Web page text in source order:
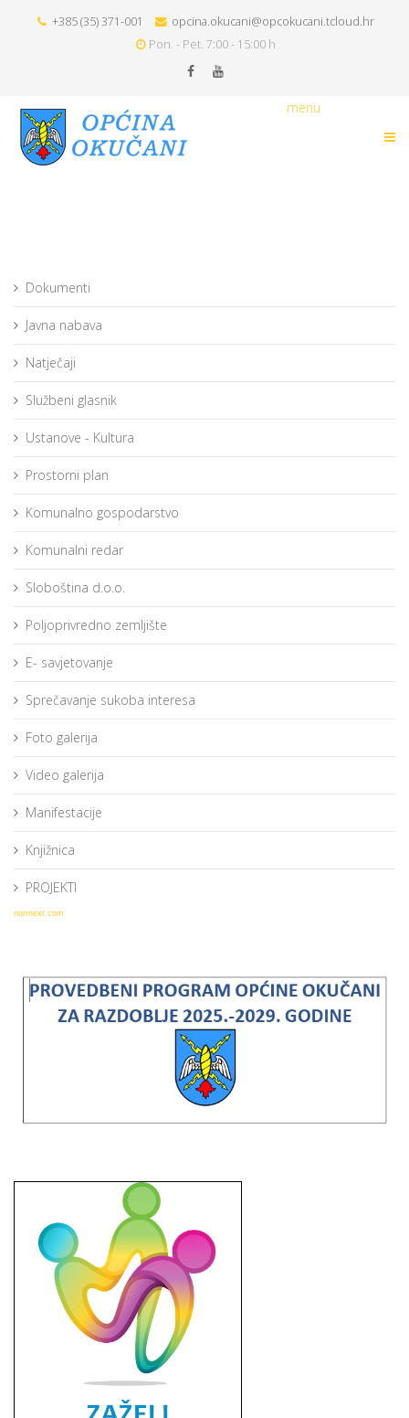
+385 (35) 371-001
opcina.okucani@opcokucani.tcloud.hr
Pon. - Pet. 7:00 - 15:00 h
menu
Dokumenti
Javna nabava
Natječaji
Službeni glasnik
Ustanove - Kultura
Prostorni plan
Komunalno gospodarstvo
Komunalni redar
Sloboština d.o.o.
Poljoprivredno zemljište
E- savjetovanje
Sprečavanje sukoba interesa
Foto galerija
Video galerija
Manifestacije
Knjižnica
PROJEKTI
norrnext.com